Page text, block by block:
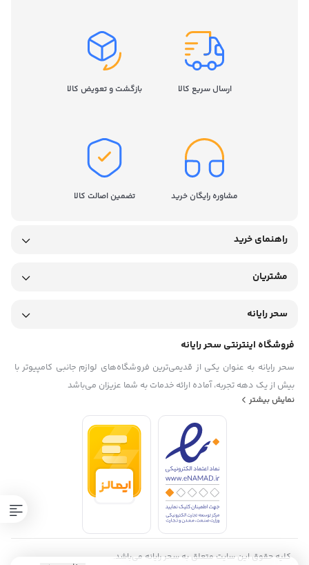
ارسال سریع کالا بازگشت و تعویض کالا
مشاوره رایگان خرید تضمین اصالت کالا
راهنمای خرید
مشتریان
سحر رایانه
فروشگاه اینترنتی سحر رایانه
سحر رایانه به عنوان یکی از قدیمی‌ترین فروشگاه‌های لوازم جانبی کامپیوتر با
بیش از یک دهه تجربه، آماده ارائه خدمات به شما عزیزان می‌باشد
نمایش بیشتر
کلیه حقوق این سایت متعلق به سحر رایانه می‌باشد.